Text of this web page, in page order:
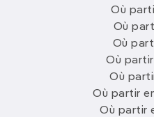
Où
Où
Où
Où
Où
Où partir
Où partir